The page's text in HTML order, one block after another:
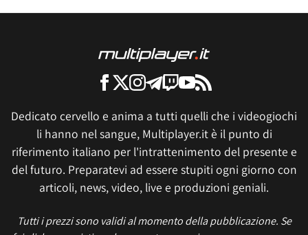
Dedicato cervello e anima a tutti quelli che i videogiochi
li hanno nel sangue, Multiplayer.it è il punto di
riferimento italiano per l'intrattenimento del presente e
del futuro. Preparatevi ad essere stupiti ogni giorno con
articoli, news, video, live e produzioni geniali.
Tutti i prezzi sono validi al momento della pubblicazione. Se